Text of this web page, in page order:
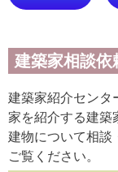
建築家相談
建築家紹介センタ
家を紹介する建築
建物について相談
ご覧ください。